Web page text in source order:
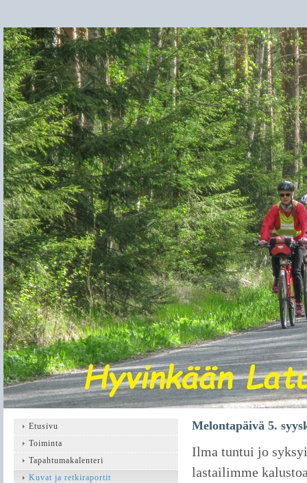
Melontapäivä 5.
Ilma tuntui jo
lastailimme
Etusivu
Toiminta
Tapahtumakalenteri
Kuvat ja retkiraportit